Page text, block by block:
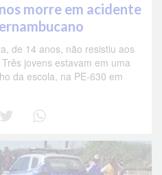
morre em acidente
de 14 anos, não resistiu aos
jovens estavam em uma
da escola, na PE-630 em